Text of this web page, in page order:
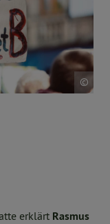
erklärt Rasmus